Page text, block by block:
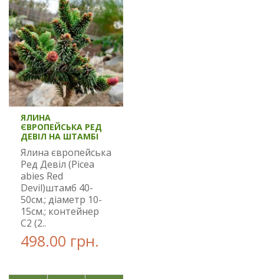
ЯЛИНА
ЄВРОПЕЙСЬКА РЕД
ДЕВІЛ НА ШТАМБІ
Ялина європейська
Ред Девіл (Picea
abies Red
Devil)штамб 40-
50см.; діаметр 10-
15см.; контейнер
С2 (2..
498.00 грн.